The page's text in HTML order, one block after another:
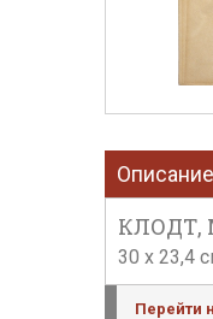
Описание
КЛОДТ,
30 х 23,4
Перейти